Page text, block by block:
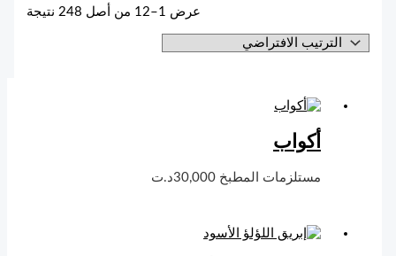
عرض 1–12 من أصل 248 نتيجة
أكواب
مستلزمات المطبخ30,000د.ت